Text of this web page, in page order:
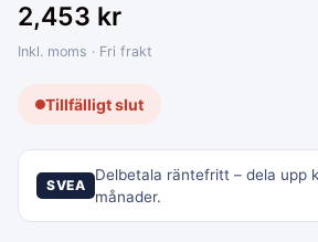
2,453 kr
Inkl. moms · Fri frakt
Tillfälligt slut
SVEA
Delbetala räntefritt – dela upp
månader.